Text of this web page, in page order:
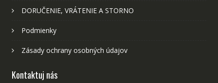
DORUČENIE, VRÁTENIE A STORNO
Podmienky
Zásady ochrany osobných údajov
Kontaktuj nás